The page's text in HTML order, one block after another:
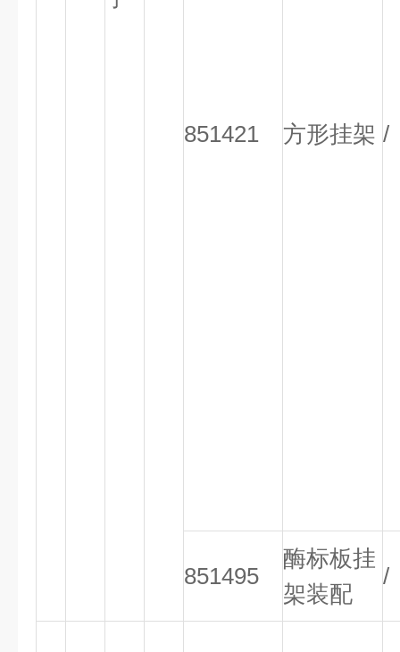
851421 方形挂架 /
851495
酶标板挂
架装配
/